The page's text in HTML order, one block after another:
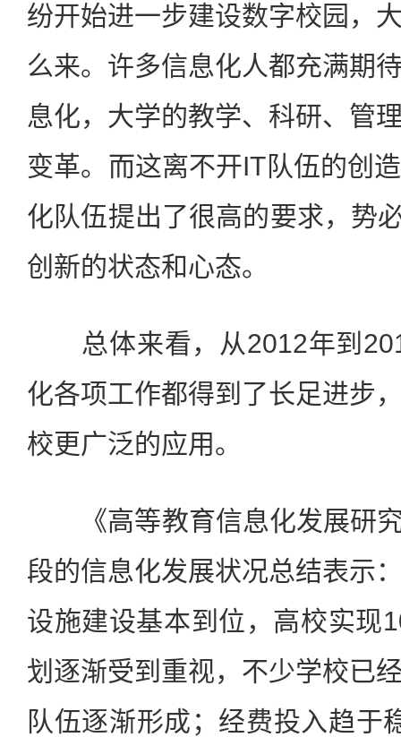
纷开始进一步建设数字校园，
么来。许多信息化人都充满期
息化，大学的教学、科研、管
变革。而这离不开IT队伍的创
化队伍提出了很高的要求，势
创新的状态和心态。
总体来看，从2012年到
化各项工作都得到了长足进步
校更广泛的应用。
《高等教育信息化发展研究
段的信息化发展状况总结表示
设施建设基本到位，高校实现
划逐渐受到重视，不少学校已
队伍逐渐形成；经费投入趋于